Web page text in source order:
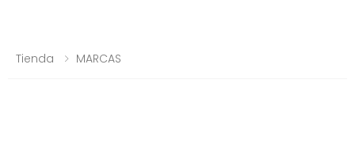
Tienda MARCAS